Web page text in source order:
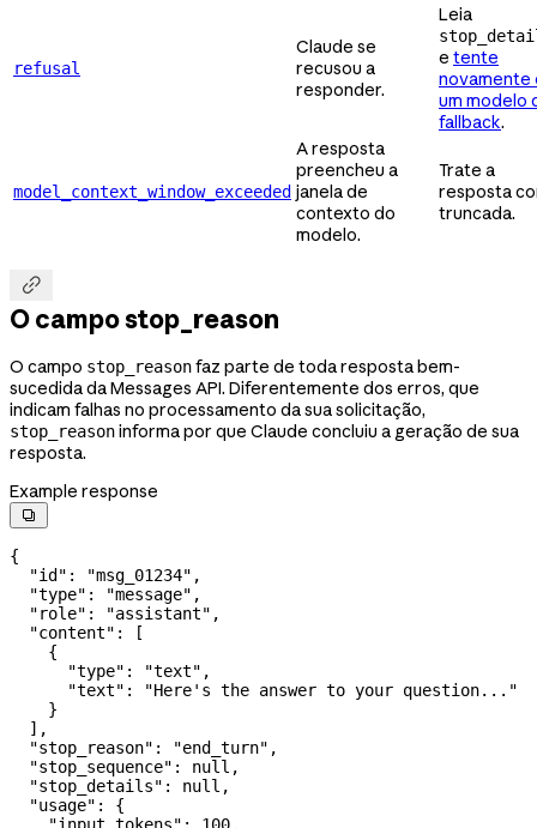
refusal
Claude se
recusou a
responder.
Leia
e tente
novamente
um modelo
fallback.
model_context_window_exceeded
A resposta
preencheu a
janela de
contexto do
modelo.
Trate a
resposta
truncada.

O campo stop_reason
O campo stop_reasonfaz parte de toda resposta bem-
sucedida da Messages API. Diferentemente dos erros, que
indicam falhas no processamento da sua solicitação,
stop_reasoninforma por que Claude concluiu a geração de sua
resposta.
Example response

{
  "id"
: "msg_01234" ,
  "type"
: "message" ,
  "role"
: "assistant" ,
  "content"
: [
    {
      "type"
: "text" ,
      "text"
:
"Here's the answer to your question..."
    }
  ],
  "stop_reason"
: "end_turn" ,
  "stop_sequence"
: null ,
  "stop_details"
: null ,
  "usage"
: {
    "input_tokens"
: 100,